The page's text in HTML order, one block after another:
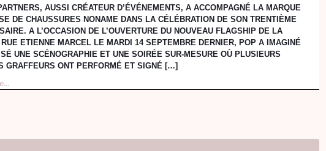
AUSSI CRÉATEUR D’ÉVÉNEMENTS, A ACCOMPAGNÉ LA MARQUE
DE CHAUSSURES NONAME DANS LA CÉLÉBRATION DE SON TRENTIÈME
A L’OCCASION DE L’OUVERTURE DU NOUVEAU FLAGSHIP DE LA
RUE ETIENNE MARCEL LE MARDI 14 SEPTEMBRE DERNIER, POP A IMAGINÉ
UNE SCÉNOGRAPHIE ET UNE SOIRÉE SUR-MESURE OÙ PLUSIEURS
GRAFFEURS ONT PERFORMÉ ET SIGNÉ […]